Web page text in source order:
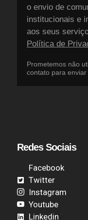
o envio de
institucionais e
aos seus
Política de
Prometemos não
contato para
Redes Sociais
Facebook
Twitter
Instagram
Youtube
Linkedin